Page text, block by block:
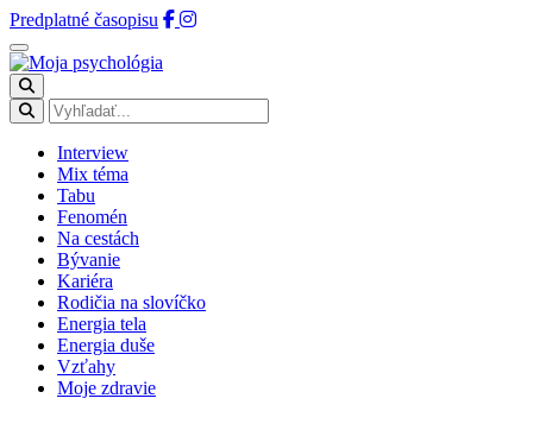
Predplatné časopisu
Interview
Mix téma
Tabu
Fenomén
Na cestách
Bývanie
Kariéra
Rodičia na slovíčko
Energia tela
Energia duše
Vzťahy
Moje zdravie